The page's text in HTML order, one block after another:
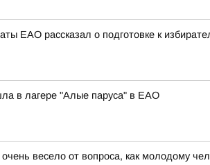
ЕАО рассказал о подготовке к
в лагере "Алые паруса" в ЕАО
весело от вопроса, как молодому